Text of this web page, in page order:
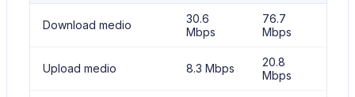
Download medio
30.6
Mbps
76.7
Mbps
Upload medio 8.3 Mbps
20.8
Mbps